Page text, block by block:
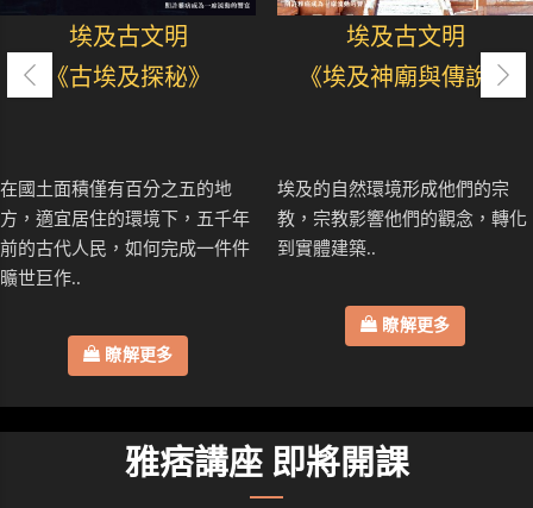
埃及古文明
《古埃及探秘》
在國土面積僅有百分之五的地
方，適宜居住的環境下，五千年
前的古代人民，如何完成一件件
曠世巨作..
瞭解更多
埃及古文明
《埃及神廟與傳說》
埃及的自然環境形成他們的宗
教，宗教影響他們的觀念，轉化
到實體建築..
瞭解更多
雅痞講座 即將開課